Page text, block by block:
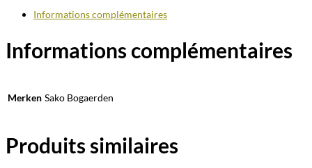
Informations complémentaires
Informations complémentaires
Merken Sako Bogaerden
Produits similaires